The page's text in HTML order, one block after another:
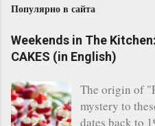
Популярно в сайта
Weekends in The
CAKES (in English)
The origin of
mystery to
dates back to